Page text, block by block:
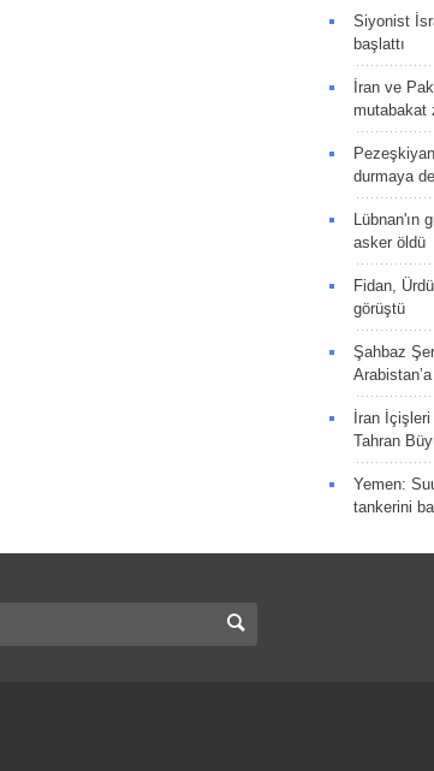
Siyonist
başlattı
İran ve
mutabakat
durmaya
asker öldü
Fidan,
görüştü
Şahbaz
İran İçişleri
Tahran
Yemen:
tankerini